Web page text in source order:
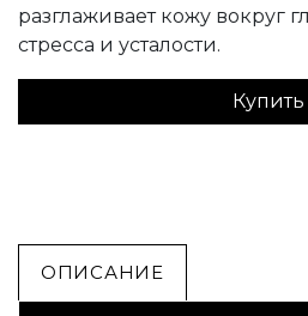
разглаживает кожу вокруг
стресса и усталости.
Купить
ОПИСАНИЕ